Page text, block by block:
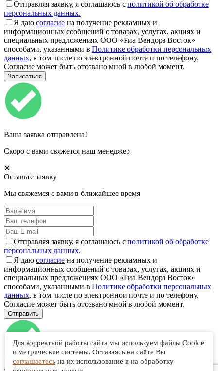
Для корректной работы сайта мы используем файлы Cookie
и метрические системы. Оставаясь на сайте Вы
соглашаетесь на их использование и на обработку
Отправляя заявку, я соглашаюсь с политикой об обработке
персональных данных.
Я даю согласие на получение рекламных и
информационных сообщений о товарах, услугах, акциях и
специальных предложениях ООО «Риа Вендорз Восток»
способами, указанными в Политике обработки персональных
данных, в том числе по электронной почте и по телефону.
Согласие может быть отозвано мной в любой момент.
Ваша заявка отправлена!
Скоро с вами свяжется наш менеджер
✕
Оставьте заявку
Мы свяжемся с вами в ближайшее время
Отправляя заявку, я соглашаюсь с политикой об обработке
персональных данных.
Я даю согласие на получение рекламных и
информационных сообщений о товарах, услугах, акциях и
специальных предложениях ООО «Риа Вендорз Восток»
способами, указанными в Политике обработки персональных
данных, в том числе по электронной почте и по телефону.
Согласие может быть отозвано мной в любой момент.